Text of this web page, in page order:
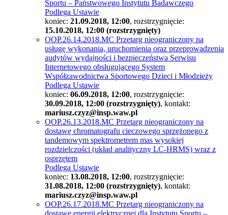
Sportu – Państwowego Instytutu Badawczego
Podlega Ustawie
koniec: 21.09.2018, 12:00, rozstrzygnięcie:
15.10.2018, 12:00 (rozstrzygnięty)
OOP.26.14.2018.MC Przetarg nieograniczony na
usługę wykonania, uruchomienia oraz przeprowadzenia
audytów wydajności i bezpieczeństwa Serwisu
Internetowego obsługującego System
Współzawodnictwa Sportowego Dzieci i Młodzieży
Podlega Ustawie
koniec: 06.09.2018, 12:00, rozstrzygnięcie:
30.09.2018, 12:00 (rozstrzygnięty), kontakt:
mariusz.czyz@insp.waw.pl
OOP.26.13.2018.MC Przetarg nieograniczony na
dostawę chromatografu cieczowego sprzężonego z
tandemowym spektrometrem mas wysokiej
rozdzielczości (układ analityczny LC-HRMS) wraz z
osprzętem
Podlega Ustawie
koniec: 13.08.2018, 12:00, rozstrzygnięcie:
31.08.2018, 12:00 (rozstrzygnięty), kontakt:
mariusz.czyz@insp.waw.pl
OOP.26.17.2018.MC Przetarg nieograniczony na
dostawę energii elektrycznej dla Instytutu Sportu –